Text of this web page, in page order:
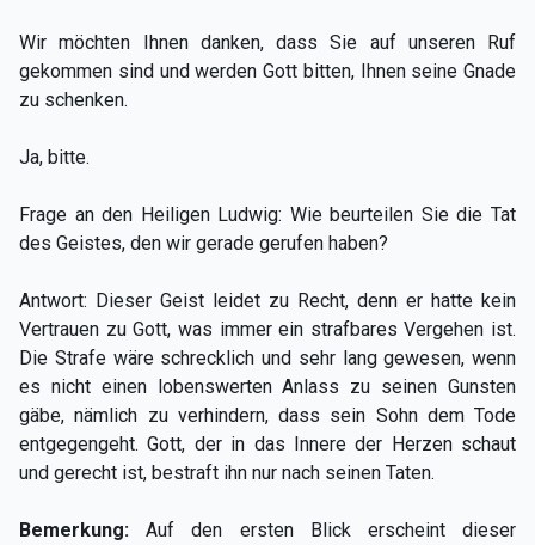
Wir möchten Ihnen danken, dass Sie auf unseren Ruf
gekommen sind und werden Gott bitten, Ihnen seine Gnade
zu schenken.
Ja, bitte.
Frage an den Heiligen Ludwig: Wie beurteilen Sie die Tat
des Geistes, den wir gerade gerufen haben?
Antwort: Dieser Geist leidet zu Recht, denn er hatte kein
Vertrauen zu Gott, was immer ein strafbares Vergehen ist.
Die Strafe wäre schrecklich und sehr lang gewesen, wenn
es nicht einen lobenswerten Anlass zu seinen Gunsten
gäbe, nämlich zu verhindern, dass sein Sohn dem Tode
entgegengeht. Gott, der in das Innere der Herzen schaut
und gerecht ist, bestraft ihn nur nach seinen Taten.
Bemerkung:Auf den ersten Blick erscheint dieser